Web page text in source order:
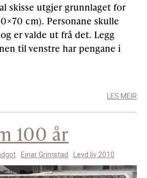
skisse utgjer grunnlaget for
cm). Personane skulle
er valde ut frå det. Legg
til venstre har pengane i
LES MEIR
100 år
Einar Grimstad Levd liv 2010